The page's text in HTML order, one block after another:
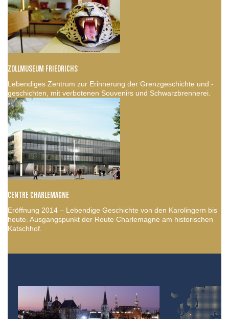
ZOLLMUSEUM FRIEDRICHS
Lebendiges Zentrum zur Erinnerung der Grenzgeschichte und -
geschichten, mit verbotenen Souvenirs und Schwarzbrennerei.
CENTRE CHARLEMAGNE
Eröffnung 2014 – Lebendige Geschichte von den Karolingern bis
heute. Ausgangspunkt der Route Charlemagne am historischen
Katschhof.